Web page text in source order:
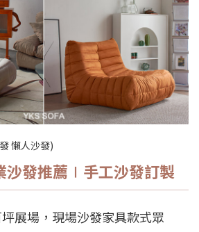
懶人沙發)
沙發推薦∣手工沙發訂製
展場，現場沙發家具款式眾